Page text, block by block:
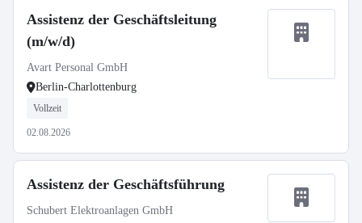
Assistenz der Geschäftsleitung
(m/w/d)
Avart Personal GmbH
Berlin-Charlottenburg
Vollzeit
02.08.2026
Assistenz der Geschäftsführung
Schubert Elektroanlagen GmbH